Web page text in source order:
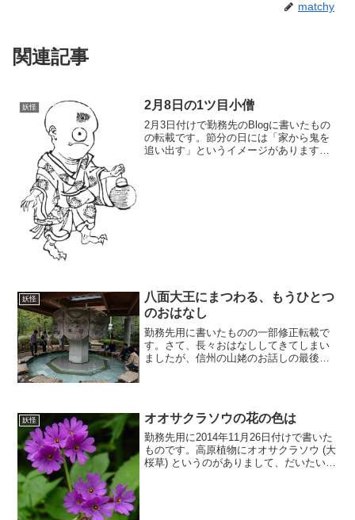
matchy
関連記事
妖怪 2月8日の1ツ目小僧
2月3日付けで勤務先のBlogに書いたもの
の転載です。節分の日には「家から鬼を
追い出す」というイメージがあります
妖怪
八面大王にまつわる、もうひとつ
のおはなし
勤務先用に書いたものの一部修正転載で
す。さて、長々おはなししてきてしまい
ましたが、信州の山姥のお話しの最後で
妖怪 オオサクラソウの花の色は
勤務先用に2014年11月26日付けで書いた
ものです。高原植物にオオサクラソウ (大
桜草) というのがありまして、だいたい夏